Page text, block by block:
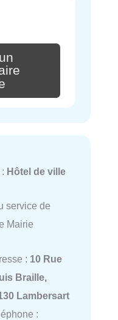
Hôtel de ville
service de
Mairie
: 10 Rue
Braille,
Lambersart
: